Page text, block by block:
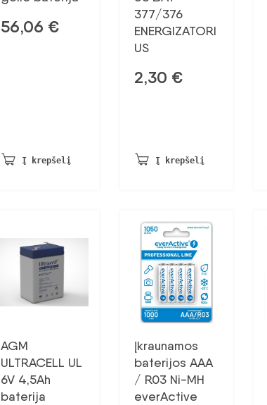
56,06 €
Į krepšelį
377/376
ENERGIZATORI
US
2,30 €
Į krepšelį
AGM
ULTRACELL UL
6V 4,5Ah
baterija
Įkraunamos
baterijos AAA
/ R03 Ni-MH
everActive